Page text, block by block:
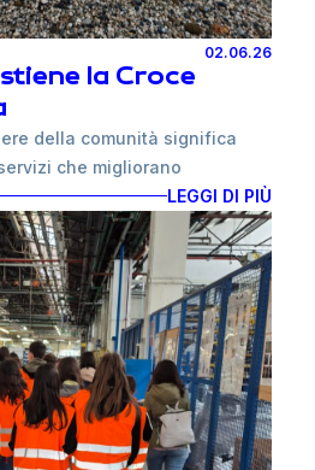
02.06.26
la Croce
della comunità significa
che migliorano
persone. È con questo
scelto di supportare la
la donazione di un
al trasporto di persone con
accesso facilitato per
ai volontari dell'associazione
offerto sul territorio,
autonomia e facilità di
ha più bisogno.
LEGGI DI PIÙ